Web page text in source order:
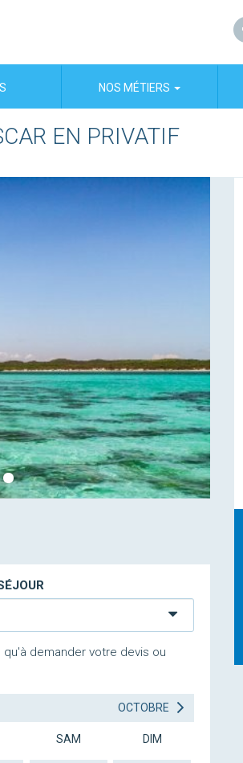
NOS MÉTIERS
EN PRIVATIF
demander votre devis ou
OCTOBRE
SAM DIM